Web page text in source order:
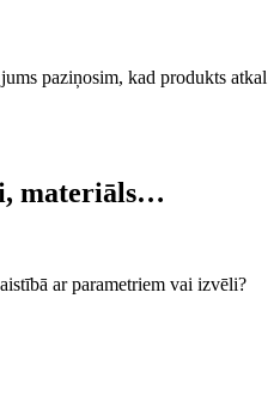
paziņosim, kad produkts atkal
materiāls…
ar parametriem vai izvēli?